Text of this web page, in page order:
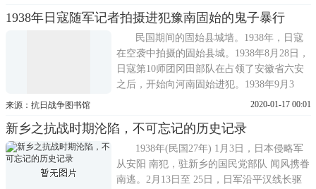
涛编著，山东画报出版社2015年5月出版。
《日本侵华图志》共二十五卷，南京大学资
深荣誉教授张宪文主编。教育部人
1938年日寇随军记者拍摄进犯豫南固始的鬼子暴行
民国期间的固始县城墙。1938年，日寇
在空袭中拍摄的固始县城。1938年8月28日，
日寇第10师团冈田部队在占领了安徽省六安
之后，开始向河南固始进犯。1938年9月3
日，进犯固始的日寇冈田部队。1938年9月4
桥。1938年9月4日，向富金山进犯的日寇。
1938年9月5日，日寇在固始外围与中国军队
发生激烈交火，遭到了中国守军51
来源：抗日战争图书馆 2020-01-17 00:01
新乡之抗战时期沦陷，不可忘记的历史记录
1938年(民国27年) 1月3日，日本侵略军
从安阳 南犯，驻新乡的国民党部队 闻风携眷
南逃。2月13日至 25日，日军沿平汉线长驱